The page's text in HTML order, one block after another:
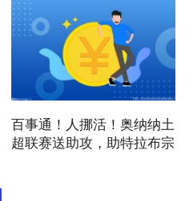
百事通！人挪活！奥纳纳土
超联赛送助攻，助特拉布宗